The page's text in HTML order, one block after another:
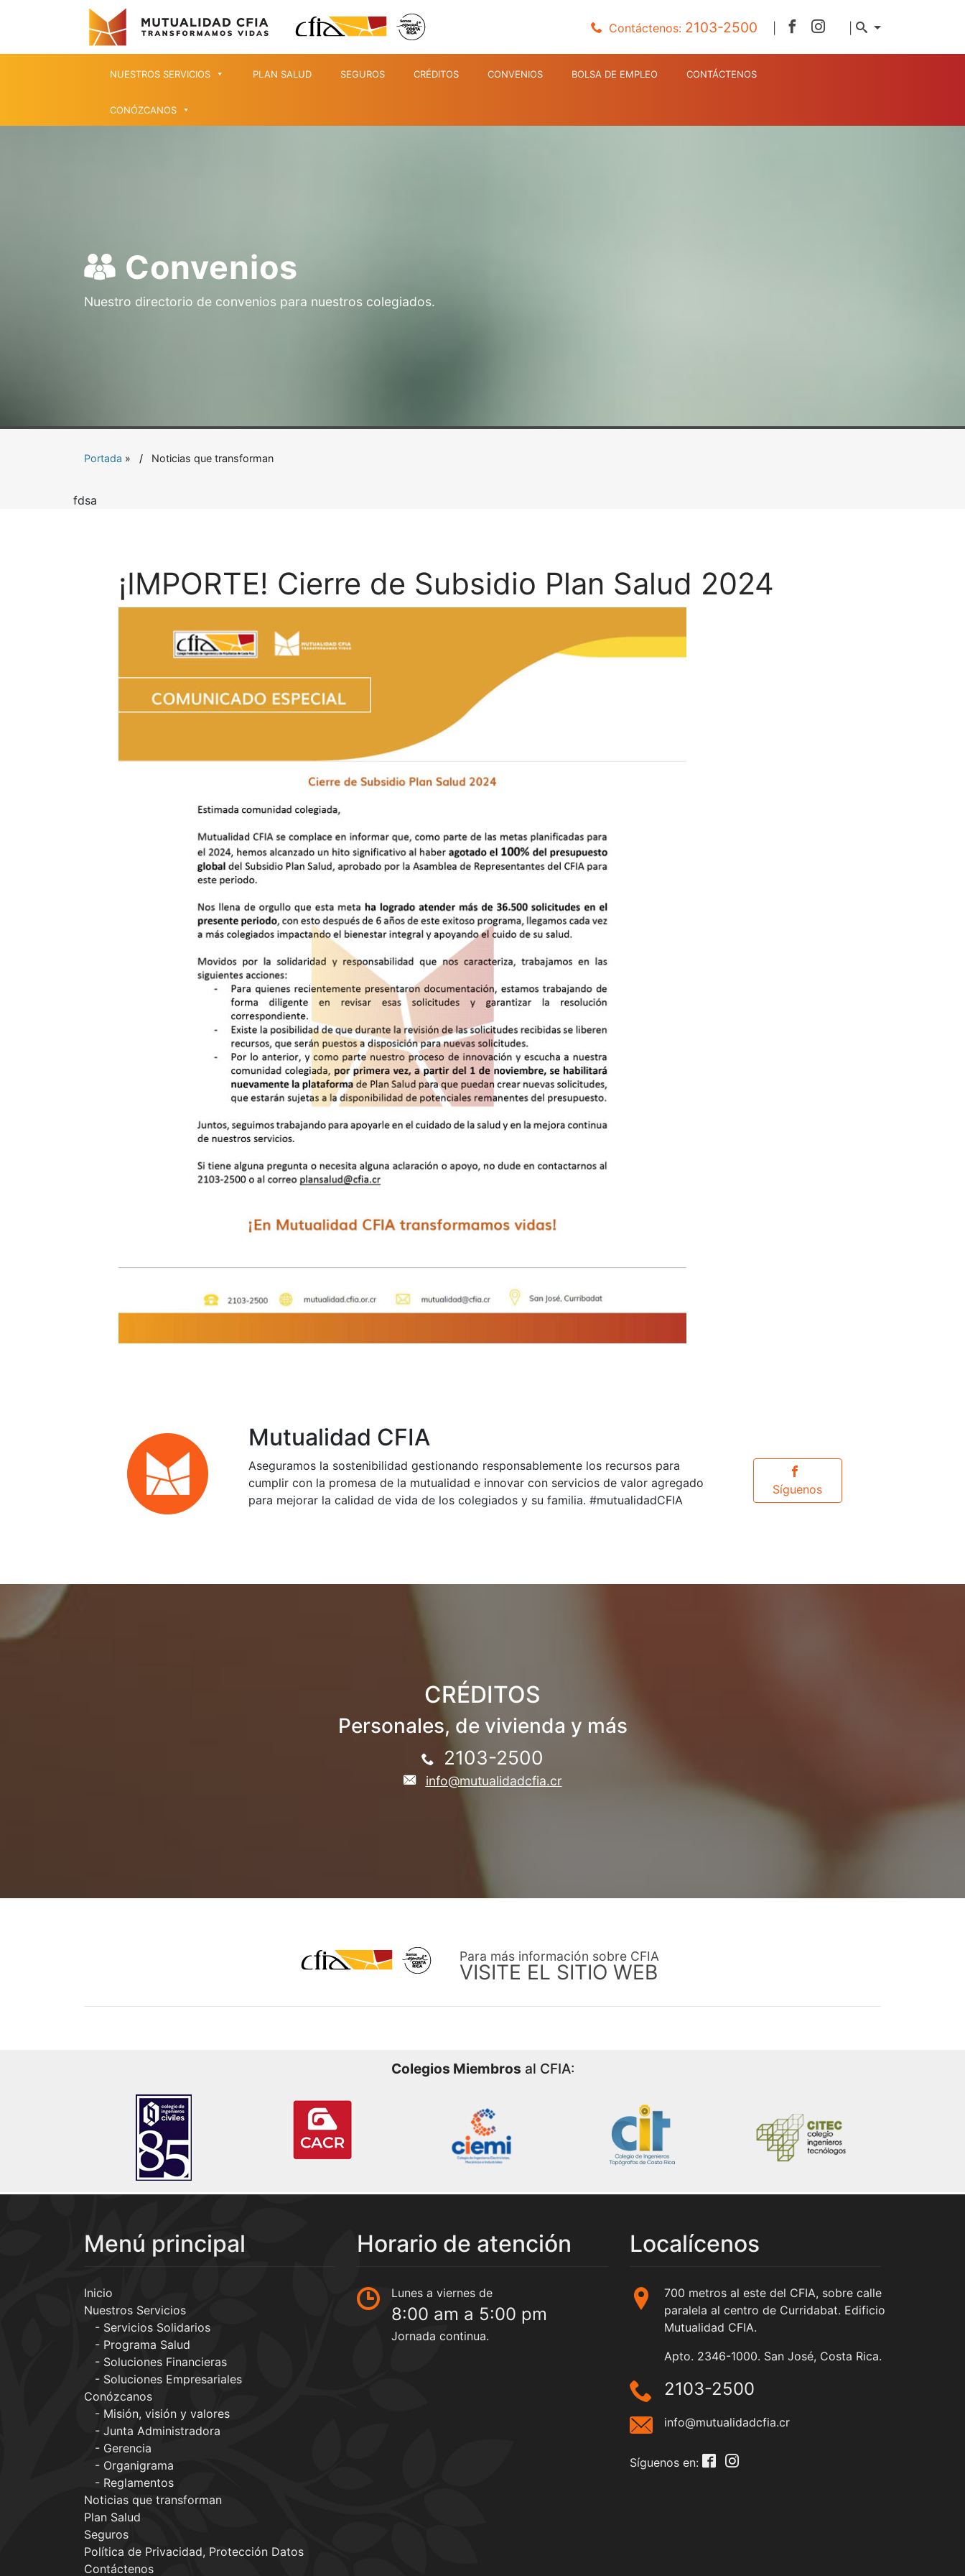
Contáctenos: 2103-2500 |
NUESTROS SERVICIOS PLAN SALUD SEGUROS CRÉDITOS CONVENIOS BOLSA DE EMPLEO CONTÁCTENOS
CONÓZCANOS
Convenios
Nuestro directorio de convenios para nuestros colegiados.
Portada » Noticias que transforman
fdsa
¡IMPORTE! Cierre de Subsidio Plan Salud 2024
Mutualidad CFIA
Aseguramos la sostenibilidad gestionando responsablemente los recursos para
cumplir con la promesa de la mutualidad e innovar con servicios de valor agregado
para mejorar la calidad de vida de los colegiados y su familia. #mutualidadCFIA
Síguenos
CRÉDITOS
Personales, de vivienda y más
2103-2500
info@mutualidadcfia.cr
Para más información sobre CFIA
VISITE EL SITIO WEB
Colegios Miembros al CFIA:
Menú principal
Inicio
Nuestros Servicios
Servicios Solidarios
Programa Salud
Soluciones Financieras
Soluciones Empresariales
Conózcanos
Misión, visión y valores
Junta Administradora
Gerencia
Organigrama
Reglamentos
Noticias que transforman
Plan Salud
Seguros
Política de Privacidad, Protección Datos
Contáctenos
Horario de atención
Lunes a viernes de
8:00 am a 5:00 pm
Jornada continua.
Localícenos
700 metros al este del CFIA, sobre calle
paralela al centro de Curridabat. Edificio
Mutualidad CFIA.
Apto. 2346-1000. San José, Costa Rica.
2103-2500
info@mutualidadcfia.cr
Síguenos en: